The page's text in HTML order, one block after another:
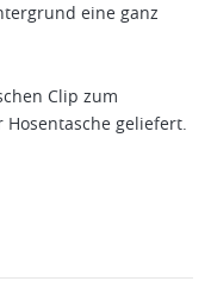
eine ganz
Clip zum
geliefert.